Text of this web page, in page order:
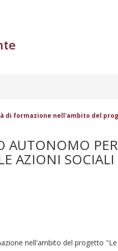
formazione nell'ambito del
AZIONI
nell'ambito del progetto